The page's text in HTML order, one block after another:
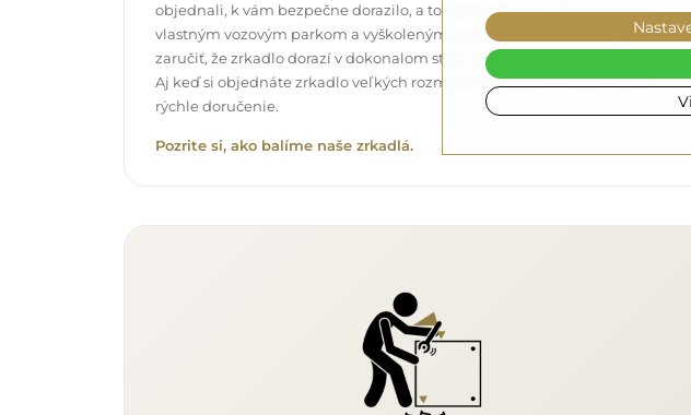
objednali, k vám bezpečne dorazilo, a to úplne zdarma. Disponujeme
vlastným vozovým parkom a vyškoleným personálom, preto vám môžeme
zaručiť, že zrkadlo dorazí v dokonalom stave, bez dodatočných poplatkov.
Aj keď si objednáte zrkadlo veľkých rozmerov, môžete sa spoľahnúť na
rýchle doručenie.
Pozrite si, ako balíme naše zrkadlá.